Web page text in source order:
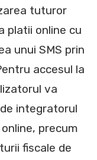
tuturor
platii online cu
unui SMS prin
accesul la
va
integratorul
precum
fiscale de